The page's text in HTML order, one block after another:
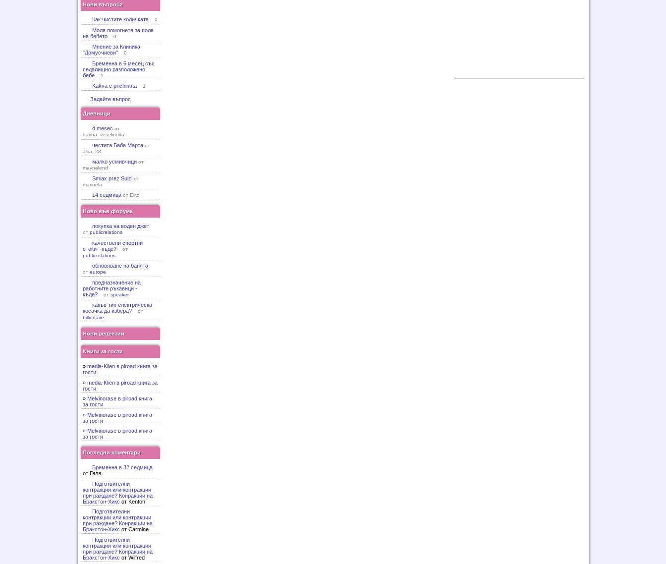
Нови въпроси
Как чистите количката 0
Моля помогнете за пола
на бебето
0
Мнение за Клиника
"Домусчиеви"
0
Бременна в 6 месец със
седалищно разположено
бебе
1
Kakva e prichinata 1
Задайте въпрос
Дневници
4 mesec от
darina_veselinova
честита Баба Марта от
asia_28
малко усмивчици от
maynalend
Smiax prez Sulziот
marinela
14 седмица от Elito
Ново във форума
покупка на воден джет
отpublicrelations
качествени спортни
стоки - къде?
от
publicrelations
обновяване на банята
отeurope
предназначение на
работните ръкавици -
къде?
отspeaker
какъв тип електрическа
косачка да избера?
от
billionaire
Нови рецензии
Kниги за гости
»media-Klien в piroad книга за
гости
»media-Klien в piroad книга за
гости
» Melvinorase в piroad книга
за гости
» Melvinorase в piroad книга
за гости
» Melvinorase в piroad книга
за гости
Последни коментари
Бременна в 32 седмица
от Гяля
Подготвителни
контракции или контракции
при раждане? Конракции на
Бракстон-Хикс от Kenton
Подготвителни
контракции или контракции
при раждане? Конракции на
Бракстон-Хикс от Carmine
Подготвителни
контракции или контракции
при раждане? Конракции на
Бракстон-Хикс от Wilfred